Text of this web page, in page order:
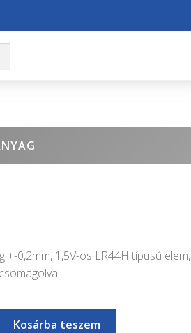
+-0,2mm, 1,5V-os LR44H típusú elem,
Kosárba teszem